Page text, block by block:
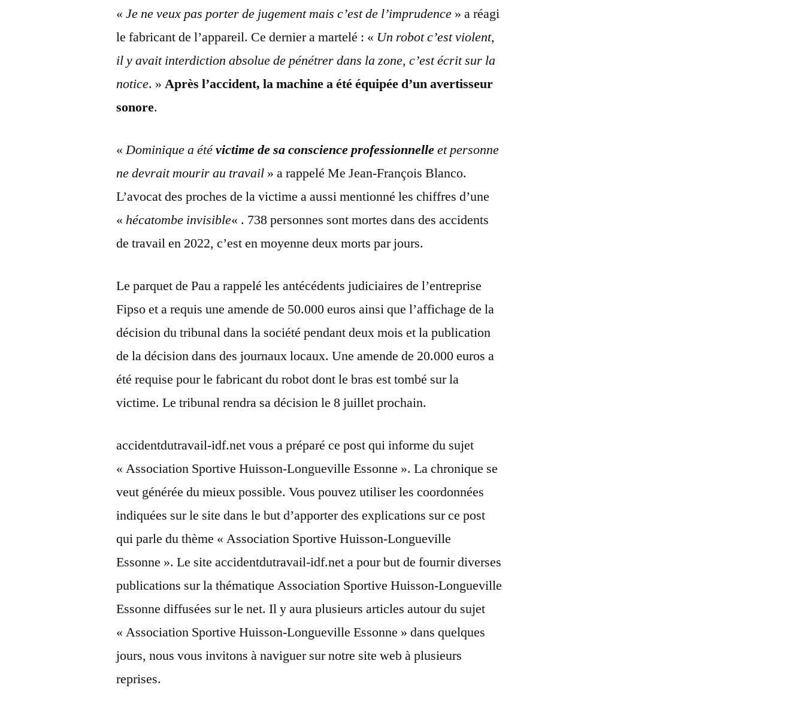
«Je ne veux pas porter de jugement mais c’est de l’imprudence » a réagi
le fabricant de l’appareil. Ce dernier a martelé : « Un robot c’est violent,
il y avait interdiction absolue de pénétrer dans la zone, c’est écrit sur la
notice. »Après l’accident, la machine a été équipée d’un avertisseur
sonore.
«Dominique a étévictime de sa conscience professionnelleet personne
ne devrait mourir au travail » a rappelé Me Jean-François Blanco.
L’avocat des proches de la victime a aussi mentionné les chiffres d’une
«hécatombe invisible« . 738 personnes sont mortes dans des accidents
de travail en 2022, c’est en moyenne deux morts par jours.
Le parquet de Pau a rappelé les antécédents judiciaires de l’entreprise
Fipso et a requis une amende de 50.000 euros ainsi que l’affichage de la
décision du tribunal dans la société pendant deux mois et la publication
de la décision dans des journaux locaux. Une amende de 20.000 euros a
été requise pour le fabricant du robot dont le bras est tombé sur la
victime. Le tribunal rendra sa décision le 8 juillet prochain.
accidentdutravail-idf.net vous a préparé ce post qui informe du sujet
« Association Sportive Huisson-Longueville Essonne ». La chronique se
veut générée du mieux possible. Vous pouvez utiliser les coordonnées
indiquées sur le site dans le but d’apporter des explications sur ce post
qui parle du thème « Association Sportive Huisson-Longueville
Essonne ». Le site accidentdutravail-idf.net a pour but de fournir diverses
publications sur la thématique Association Sportive Huisson-Longueville
Essonne diffusées sur le net. Il y aura plusieurs articles autour du sujet
« Association Sportive Huisson-Longueville Essonne » dans quelques
jours, nous vous invitons à naviguer sur notre site web à plusieurs
reprises.